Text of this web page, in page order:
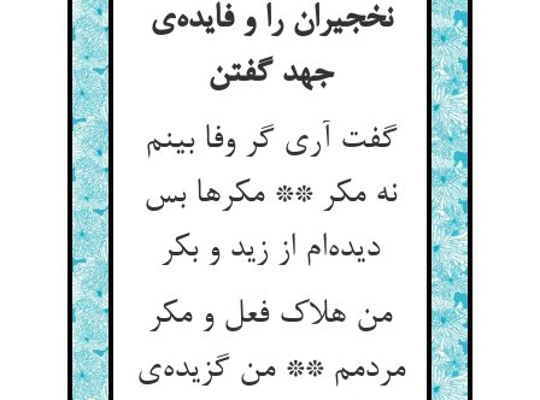
نخجیران را و فایده‌‌ی
گفت آری گر وفا بینم
نه مکر ** مکرها بس
دیده‌‌ام از زید و بکر
من هلاک فعل و مکر
مردمم ** من گزیده‌‌ی